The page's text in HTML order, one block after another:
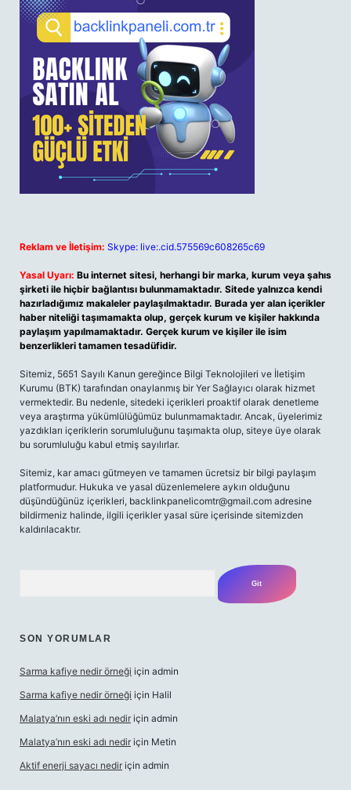
Reklam ve İletişim: Skype: live:.cid.575569c608265c69
Yasal Uyarı: Bu internet sitesi, herhangi bir marka, kurum veya şahıs
şirketi ile hiçbir bağlantısı bulunmamaktadır. Sitede yalnızca kendi
hazırladığımız makaleler paylaşılmaktadır. Burada yer alan içerikler
haber niteliği taşımamakta olup, gerçek kurum ve kişiler hakkında
paylaşım yapılmamaktadır. Gerçek kurum ve kişiler ile isim
benzerlikleri tamamen tesadüfidir.
Sitemiz, 5651 Sayılı Kanun gereğince Bilgi Teknolojileri ve İletişim
Kurumu (BTK) tarafından onaylanmış bir Yer Sağlayıcı olarak hizmet
vermektedir. Bu nedenle, sitedeki içerikleri proaktif olarak denetleme
veya araştırma yükümlülüğümüz bulunmamaktadır. Ancak, üyelerimiz
yazdıkları içeriklerin sorumluluğunu taşımakta olup, siteye üye olarak
bu sorumluluğu kabul etmiş sayılırlar.
Sitemiz, kar amacı gütmeyen ve tamamen ücretsiz bir bilgi paylaşım
platformudur. Hukuka ve yasal düzenlemelere aykırı olduğunu
düşündüğünüz içerikleri, backlinkpanelicomtr@gmail.com adresine
bildirmeniz halinde, ilgili içerikler yasal süre içerisinde sitemizden
kaldırılacaktır.
SON YORUMLAR
Sarma kafiye nedir örneği için admin
Sarma kafiye nedir örneği için Halil
Malatya’nın eski adı nedir için admin
Malatya’nın eski adı nedir için Metin
Aktif enerji sayacı nedir için admin